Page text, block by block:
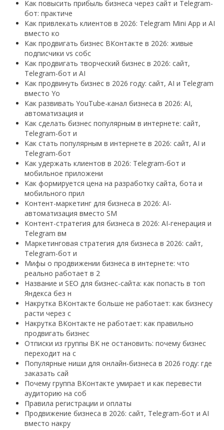
Как повысить прибыль бизнеса через сайт и Telegram-
бот: практиче
Как привлекать клиентов в 2026: Telegram Mini App и AI
вместо ко
Как продвигать бизнес ВКонтакте в 2026: живые
подписчики vs собс
Как продвигать творческий бизнес в 2026: сайт,
Telegram-бот и AI
Как продвинуть бизнес в 2026 году: сайт, AI и Telegram
вместо Yo
Как развивать YouTube-канал бизнеса в 2026: AI,
автоматизация и
Как сделать бизнес популярным в интернете: сайт,
Telegram-бот и
Как стать популярным в интернете в 2026: сайт, AI и
Telegram-бот
Как удержать клиентов в 2026: Telegram-бот и
мобильное приложени
Как формируется цена на разработку сайта, бота и
мобильного прил
Контент-маркетинг для бизнеса в 2026: AI-
автоматизация вместо SM
Контент-стратегия для бизнеса в 2026: AI-генерация и
Telegram вм
Маркетинговая стратегия для бизнеса в 2026: сайт,
Telegram-бот и
Мифы о продвижении бизнеса в интернете: что
реально работает в 2
Название и SEO для бизнес-сайта: как попасть в топ
Яндекса без н
Накрутка ВКонтакте больше не работает: как бизнесу
расти через с
Накрутка ВКонтакте не работает: как правильно
продвигать бизнес
Отписки из группы ВК не остановить: почему бизнес
переходит на с
Популярные ниши для онлайн-бизнеса в 2026 году: где
заказать сай
Почему группа ВКонтакте умирает и как перевести
аудиторию на соб
Правила регистрации и оплаты
Продвижение бизнеса в 2026: сайт, Telegram-бот и AI
вместо накру